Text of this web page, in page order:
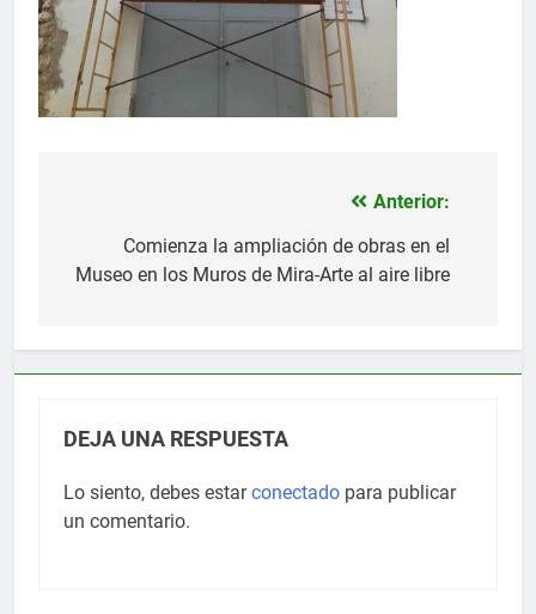
Anterior:
Comienza la ampliación de obras en el
Museo en los Muros de Mira-Arte al aire libre
DEJA UNA RESPUESTA
Lo siento, debes estarconectado para publicar
un comentario.